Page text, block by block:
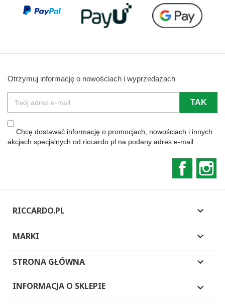
Otrzymuj informację o nowościach i wyprzedażach
Chcę dostawać informację o promocjach, nowościach i innych
akcjach specjalnych od riccardo.pl na podany adres e-mail
RICCARDO.PL 
MARKI 
STRONA GŁÓWNA 
INFORMACJA O SKLEPIE 